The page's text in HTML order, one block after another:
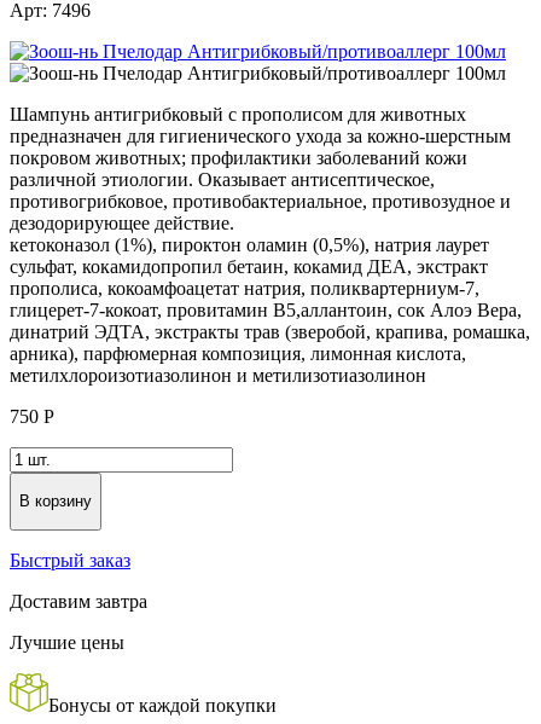
Арт: 7496
Шампунь антигрибковый с прополисом для животных
предназначен для гигиенического ухода за кожно-шерстным
покровом животных; профилактики заболеваний кожи
различной этиологии. Оказывает антисептическое,
противогрибковое, противобактериальное, противозудное и
дезодорирующее действие.
кетоконазол (1%), пироктон оламин (0,5%), натрия лаурет
сульфат, кокамидопропил бетаин, кокамид ДЕА, экстракт
прополиса, кокоамфоацетат натрия, поликвартерниум-7,
глицерет-7-кокоат, провитамин В5,аллантоин, сок Алоэ Вера,
динатрий ЭДТА, экстракты трав (зверобой, крапива, ромашка,
арника), парфюмерная композиция, лимонная кислота,
метилхлороизотиазолинон и метилизотиазолинон
750 Р
В корзину
Быстрый заказ
Доставим завтра
Лучшие цены
Бонусы от каждой покупки